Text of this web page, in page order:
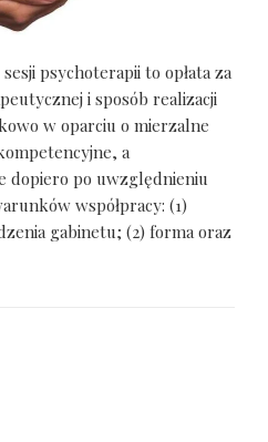
psychoterapii to opłata za
i sposób realizacji
w oparciu o mierzalne
a
dopiero po uwzględnieniu
współpracy: (1)
gabinetu; (2) forma oraz